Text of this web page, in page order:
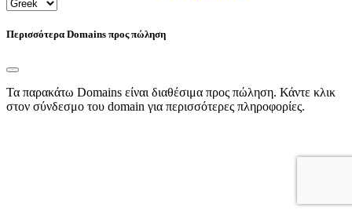
Περισσότερα Domains προς πώληση
Τα παρακάτω Domains είναι διαθέσιμα προς πώληση. Κάντε κλικ
στον σύνδεσμο του domain για περισσότερες πληροφορίες.